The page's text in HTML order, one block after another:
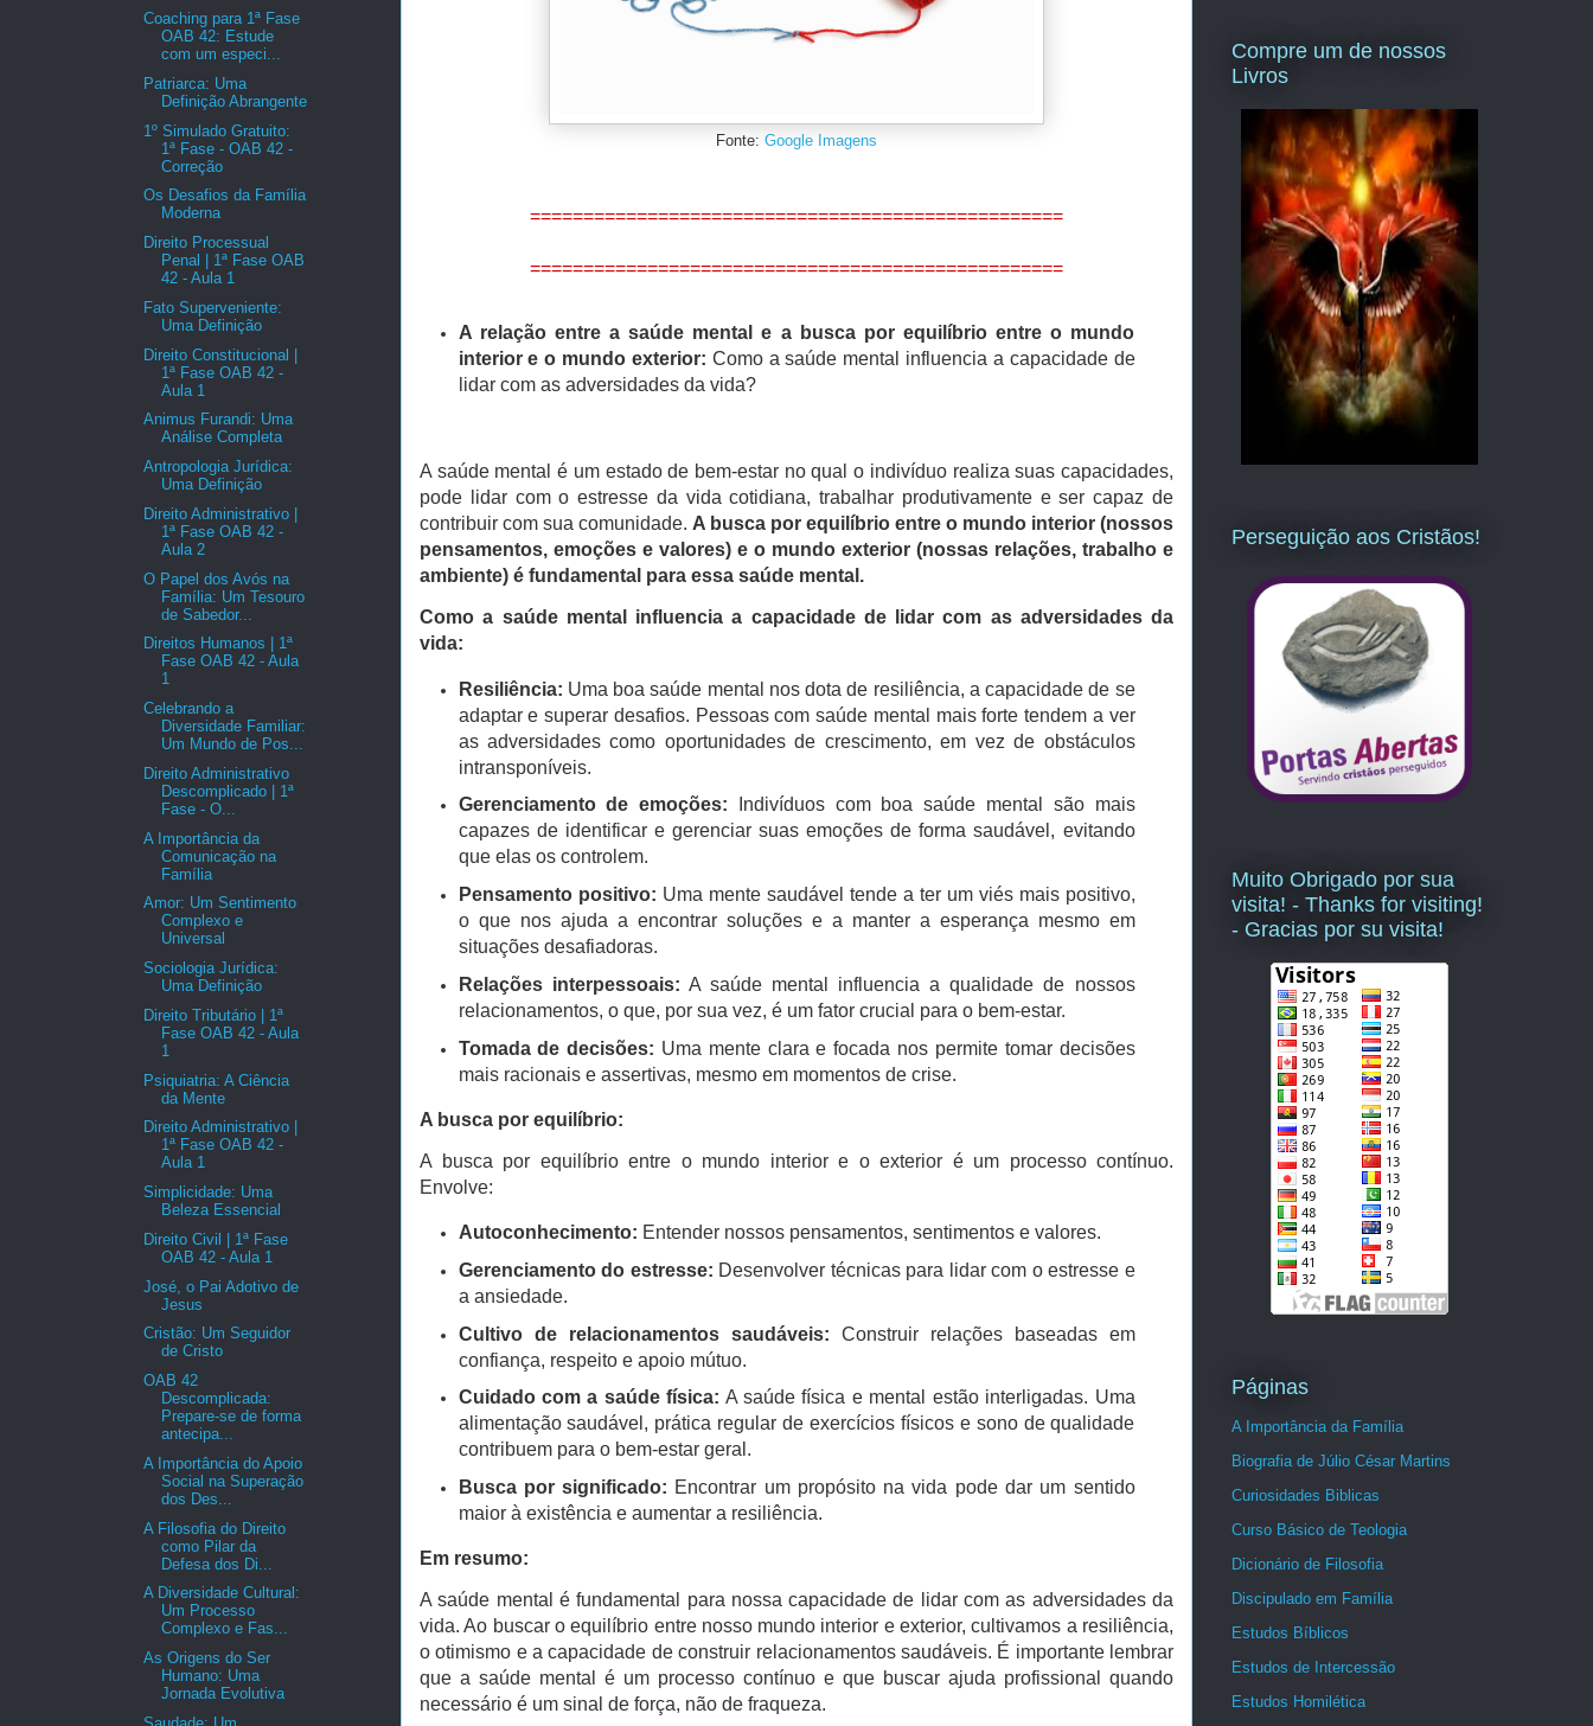
Fonte: Google Imagens
==================================================
==================================================
A relação entre a saúde mental e a busca por equilíbrio entre o mundo
interior e o mundo exterior: Como a saúde mental influencia a capacidade de
lidar com as adversidades da vida?
A saúde mental é um estado de bem-estar no qual o indivíduo realiza suas capacidades,
pode lidar com o estresse da vida cotidiana, trabalhar produtivamente e ser capaz de
contribuir com sua comunidade. A busca por equilíbrio entre o mundo interior (nossos
pensamentos, emoções e valores) e o mundo exterior (nossas relações, trabalho e
ambiente) é fundamental para essa saúde mental.
Como a saúde mental influencia a capacidade de lidar com as adversidades da
vida:
Resiliência: Uma boa saúde mental nos dota de resiliência, a capacidade de se
adaptar e superar desafios. Pessoas com saúde mental mais forte tendem a ver
as adversidades como oportunidades de crescimento, em vez de obstáculos
intransponíveis.
Gerenciamento de emoções: Indivíduos com boa saúde mental são mais
capazes de identificar e gerenciar suas emoções de forma saudável, evitando
que elas os controlem.
Pensamento positivo: Uma mente saudável tende a ter um viés mais positivo,
o que nos ajuda a encontrar soluções e a manter a esperança mesmo em
situações desafiadoras.
Relações interpessoais: A saúde mental influencia a qualidade de nossos
relacionamentos, o que, por sua vez, é um fator crucial para o bem-estar.
Tomada de decisões: Uma mente clara e focada nos permite tomar decisões
mais racionais e assertivas, mesmo em momentos de crise.
A busca por equilíbrio:
A busca por equilíbrio entre o mundo interior e o exterior é um processo contínuo.
Envolve:
Autoconhecimento: Entender nossos pensamentos, sentimentos e valores.
Gerenciamento do estresse: Desenvolver técnicas para lidar com o estresse e
a ansiedade.
Cultivo de relacionamentos saudáveis: Construir relações baseadas em
confiança, respeito e apoio mútuo.
Cuidado com a saúde física: A saúde física e mental estão interligadas. Uma
alimentação saudável, prática regular de exercícios físicos e sono de qualidade
contribuem para o bem-estar geral.
Busca por significado: Encontrar um propósito na vida pode dar um sentido
maior à existência e aumentar a resiliência.
Em resumo:
A saúde mental é fundamental para nossa capacidade de lidar com as adversidades da
vida. Ao buscar o equilíbrio entre nosso mundo interior e exterior, cultivamos a resiliência,
o otimismo e a capacidade de construir relacionamentos saudáveis. É importante lembrar
que a saúde mental é um processo contínuo e que buscar ajuda profissional quando
necessário é um sinal de força, não de fraqueza.
Coaching para 1ª Fase
OAB 42: Estude
com um especi...
Patriarca: Uma
Definição Abrangente
1º Simulado Gratuito:
1ª Fase - OAB 42 -
Correção
Os Desafios da Família
Moderna
Direito Processual
Penal | 1ª Fase OAB
42 - Aula 1
Fato Superveniente:
Uma Definição
Direito Constitucional |
1ª Fase OAB 42 -
Aula 1
Animus Furandi: Uma
Análise Completa
Antropologia Jurídica:
Uma Definição
Direito Administrativo |
1ª Fase OAB 42 -
Aula 2
O Papel dos Avós na
Família: Um Tesouro
de Sabedor...
Direitos Humanos | 1ª
Fase OAB 42 - Aula
1
Celebrando a
Diversidade Familiar:
Um Mundo de Pos...
Direito Administrativo
Descomplicado | 1ª
Fase - O...
A Importância da
Comunicação na
Família
Amor: Um Sentimento
Complexo e
Universal
Sociologia Jurídica:
Uma Definição
Direito Tributário | 1ª
Fase OAB 42 - Aula
1
Psiquiatria: A Ciência
da Mente
Direito Administrativo |
1ª Fase OAB 42 -
Aula 1
Simplicidade: Uma
Beleza Essencial
Direito Civil | 1ª Fase
OAB 42 - Aula 1
José, o Pai Adotivo de
Jesus
Cristão: Um Seguidor
de Cristo
OAB 42
Descomplicada:
Prepare-se de forma
antecipa...
A Importância do Apoio
Social na Superação
dos Des...
A Filosofia do Direito
como Pilar da
Defesa dos Di...
A Diversidade Cultural:
Um Processo
Complexo e Fas...
As Origens do Ser
Humano: Uma
Jornada Evolutiva
Compre um de nossos
Livros
Perseguição aos Cristãos!
Muito Obrigado por sua
visita! - Thanks for visiting!
- Gracias por su visita!
Páginas
A Importância da Família
Biografia de Júlio César Martins
Curiosidades Biblicas
Curso Básico de Teologia
Dicionário de Filosofia
Discipulado em Família
Estudos Bíblicos
Estudos de Intercessão
Estudos Homilética